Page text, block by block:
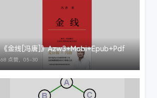
《金线[冯唐]》Azw3+Mobi+Epub+Pdf
68 点赞， 05-30